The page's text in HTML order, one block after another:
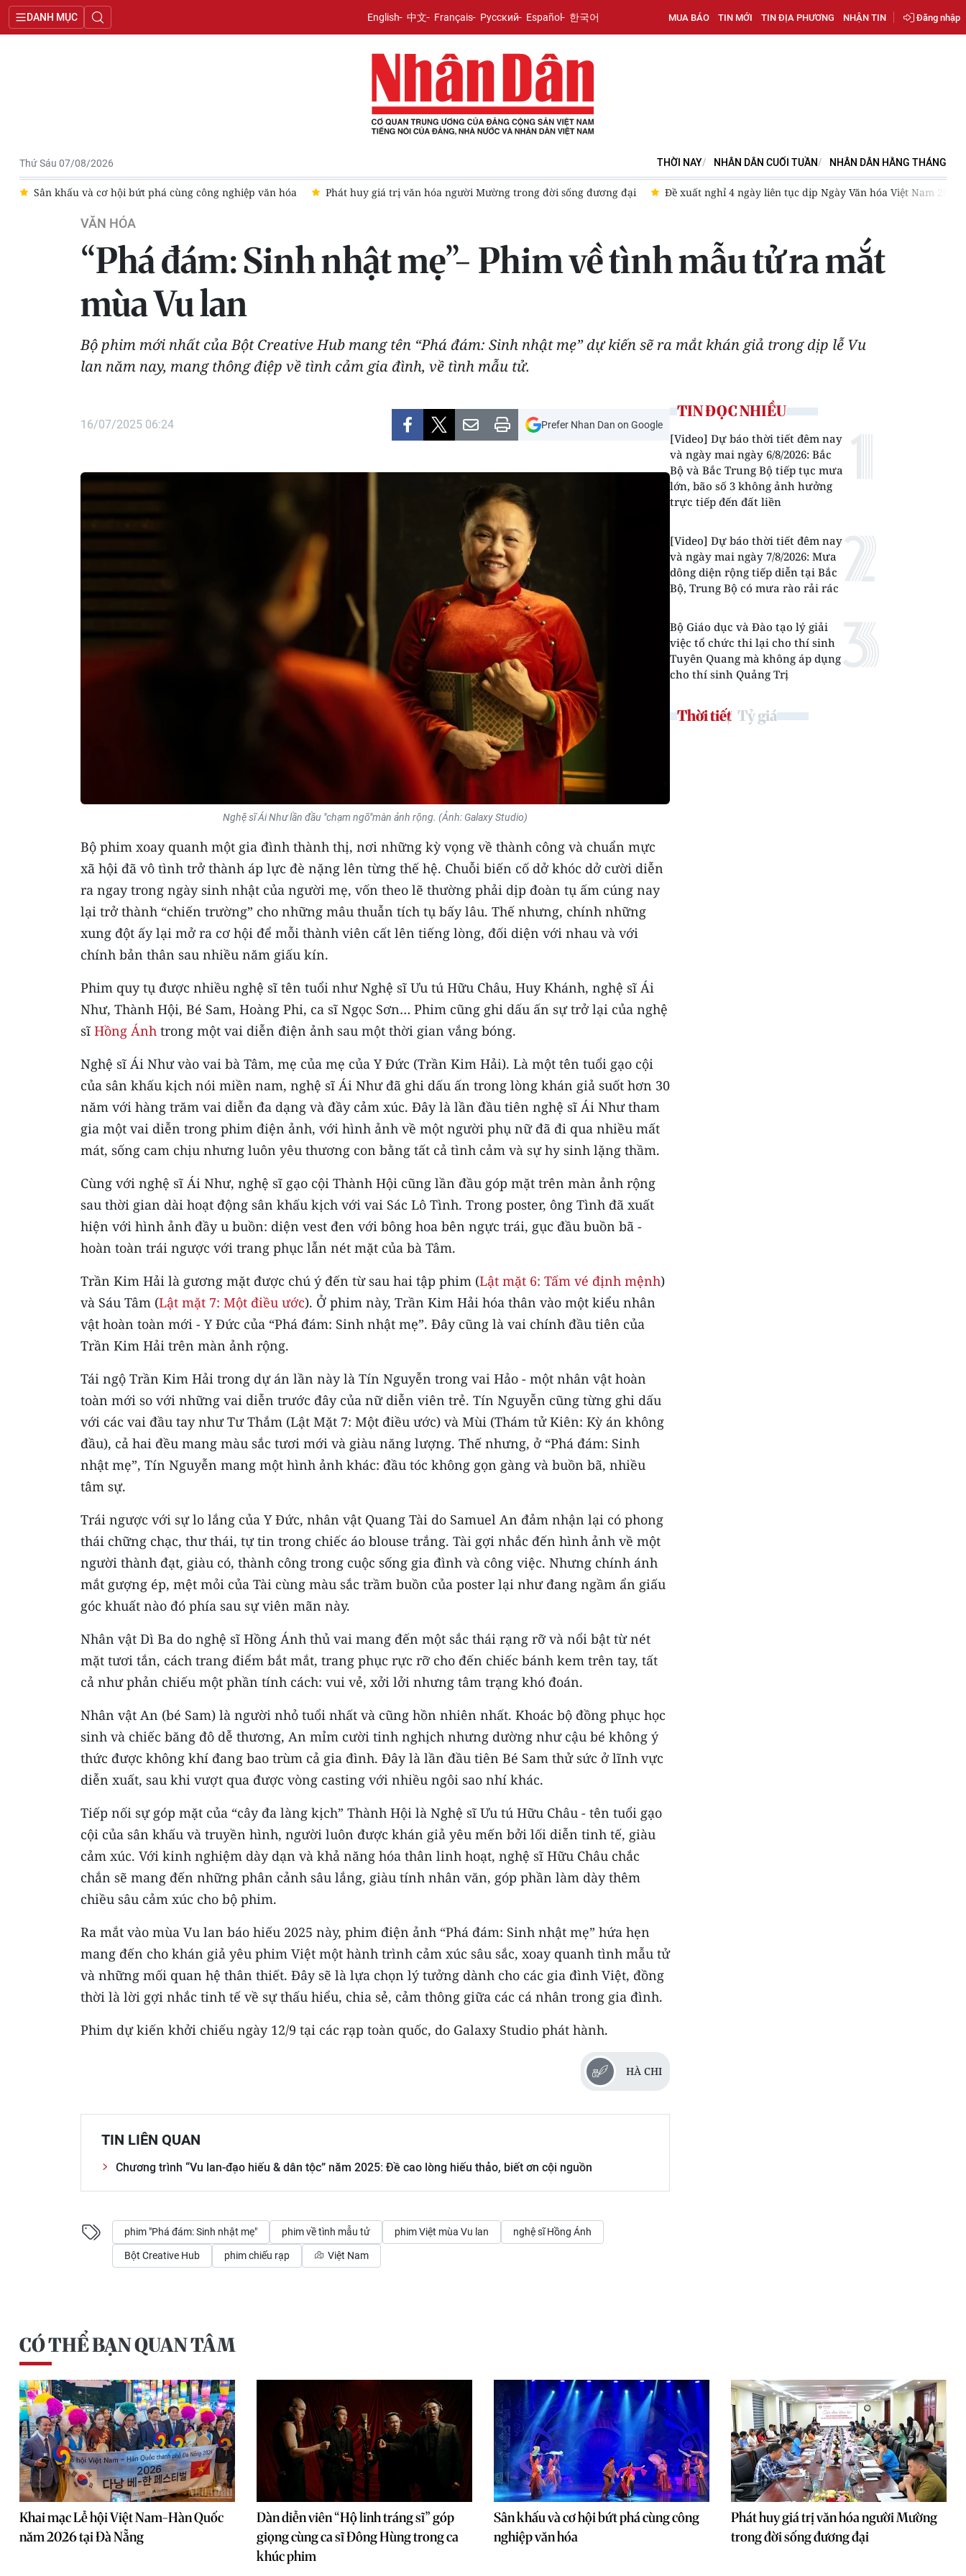
DANH MỤC English 中文 Français Русский Español 한국어 MUA BÁO TIN MỚI TIN ĐỊA PHƯƠNG NHẬN TIN Đăng nhập
Thứ Sáu 07/08/2026 THỜI NAY NHÂN DÂN CUỐI TUẦN NHÂN DÂN HẰNG THÁNG
Sân khấu và cơ hội bứt phá cùng công nghiệp văn hóa Phát huy giá trị văn hóa người Mường trong đời sống đương đại Đề xuất nghỉ 4 ngày liên tục dịp Ngày Văn hóa Việt Nam 2026
VĂN HÓA
“Phá đám: Sinh nhật mẹ”- Phim về tình mẫu tử ra mắt
mùa Vu lan
Bộ phim mới nhất của Bột Creative Hub mang tên “Phá đám: Sinh nhật mẹ” dự kiến sẽ ra mắt khán giả trong dịp lễ Vu
lan năm nay, mang thông điệp về tình cảm gia đình, về tình mẫu tử.
16/07/2025 06:24 Prefer Nhan Dan on Google
Nghệ sĩ Ái Như lần đầu "chạm ngõ"màn ảnh rộng. (Ảnh: Galaxy Studio)
Bộ phim xoay quanh một gia đình thành thị, nơi những kỳ vọng về thành công và chuẩn mực
xã hội đã vô tình trở thành áp lực đè nặng lên từng thế hệ. Chuỗi biến cố dở khóc dở cười diễn
ra ngay trong ngày sinh nhật của người mẹ, vốn theo lẽ thường phải dịp đoàn tụ ấm cúng nay
lại trở thành “chiến trường” cho những mâu thuẫn tích tụ bấy lâu. Thế nhưng, chính những
xung đột ấy lại mở ra cơ hội để mỗi thành viên cất lên tiếng lòng, đối diện với nhau và với
chính bản thân sau nhiều năm giấu kín.
Phim quy tụ được nhiều nghệ sĩ tên tuổi như Nghệ sĩ Ưu tú Hữu Châu, Huy Khánh, nghệ sĩ Ái
Như, Thành Hội, Bé Sam, Hoàng Phi, ca sĩ Ngọc Sơn… Phim cũng ghi dấu ấn sự trở lại của nghệ
sĩ Hồng Ánh trong một vai diễn điện ảnh sau một thời gian vắng bóng.
Nghệ sĩ Ái Như vào vai bà Tâm, mẹ của mẹ của Y Đức (Trần Kim Hải). Là một tên tuổi gạo cội
của sân khấu kịch nói miền nam, nghệ sĩ Ái Như đã ghi dấu ấn trong lòng khán giả suốt hơn 30
năm với hàng trăm vai diễn đa dạng và đầy cảm xúc. Đây là lần đầu tiên nghệ sĩ Ái Như tham
gia một vai diễn trong phim điện ảnh, với hình ảnh về một người phụ nữ đã đi qua nhiều mất
mát, sống cam chịu nhưng luôn yêu thương con bằng tất cả tình cảm và sự hy sinh lặng thầm.
Cùng với nghệ sĩ Ái Như, nghệ sĩ gạo cội Thành Hội cũng lần đầu góp mặt trên màn ảnh rộng
sau thời gian dài hoạt động sân khấu kịch với vai Sác Lô Tình. Trong poster, ông Tình đã xuất
hiện với hình ảnh đầy u buồn: diện vest đen với bông hoa bên ngực trái, gục đầu buồn bã -
hoàn toàn trái ngược với trang phục lẫn nét mặt của bà Tâm.
Trần Kim Hải là gương mặt được chú ý đến từ sau hai tập phim (Lật mặt 6: Tấm vé định mệnh)
và Sáu Tâm (Lật mặt 7: Một điều ước). Ở phim này, Trần Kim Hải hóa thân vào một kiểu nhân
vật hoàn toàn mới - Y Đức của “Phá đám: Sinh nhật mẹ”. Đây cũng là vai chính đầu tiên của
Trần Kim Hải trên màn ảnh rộng.
Tái ngộ Trần Kim Hải trong dự án lần này là Tín Nguyễn trong vai Hảo - một nhân vật hoàn
toàn mới so với những vai diễn trước đây của nữ diễn viên trẻ. Tín Nguyễn cũng từng ghi dấu
với các vai đầu tay như Tư Thắm (Lật Mặt 7: Một điều ước) và Mùi (Thám tử Kiên: Kỳ án không
đầu), cả hai đều mang màu sắc tươi mới và giàu năng lượng. Thế nhưng, ở “Phá đám: Sinh
nhật mẹ”, Tín Nguyễn mang một hình ảnh khác: đầu tóc không gọn gàng và buồn bã, nhiều
tâm sự.
Trái ngược với sự lo lắng của Y Đức, nhân vật Quang Tài do Samuel An đảm nhận lại có phong
thái chững chạc, thư thái, tự tin trong chiếc áo blouse trắng. Tài gợi nhắc đến hình ảnh về một
người thành đạt, giàu có, thành công trong cuộc sống gia đình và công việc. Nhưng chính ánh
mắt gượng ép, mệt mỏi của Tài cùng màu sắc trầm buồn của poster lại như đang ngầm ẩn giấu
góc khuất nào đó phía sau sự viên mãn này.
Nhân vật Dì Ba do nghệ sĩ Hồng Ánh thủ vai mang đến một sắc thái rạng rỡ và nổi bật từ nét
mặt tươi tắn, cách trang điểm bắt mắt, trang phục rực rỡ cho đến chiếc bánh kem trên tay, tất
cả như phản chiếu một phần tính cách: vui vẻ, xởi lởi nhưng tâm trạng khó đoán.
Nhân vật An (bé Sam) là người nhỏ tuổi nhất và cũng hồn nhiên nhất. Khoác bộ đồng phục học
sinh và chiếc băng đô dễ thương, An mỉm cười tinh nghịch nhưng dường như cậu bé không ý
thức được không khí đang bao trùm cả gia đình. Đây là lần đầu tiên Bé Sam thử sức ở lĩnh vực
diễn xuất, sau khi vượt qua được vòng casting với nhiều ngôi sao nhí khác.
Tiếp nối sự góp mặt của “cây đa làng kịch” Thành Hội là Nghệ sĩ Ưu tú Hữu Châu - tên tuổi gạo
cội của sân khấu và truyền hình, người luôn được khán giả yêu mến bởi lối diễn tinh tế, giàu
cảm xúc. Với kinh nghiệm dày dạn và khả năng hóa thân linh hoạt, nghệ sĩ Hữu Châu chắc
chắn sẽ mang đến những phân cảnh sâu lắng, giàu tính nhân văn, góp phần làm dày thêm
chiều sâu cảm xúc cho bộ phim.
Ra mắt vào mùa Vu lan báo hiếu 2025 này, phim điện ảnh “Phá đám: Sinh nhật mẹ” hứa hẹn
mang đến cho khán giả yêu phim Việt một hành trình cảm xúc sâu sắc, xoay quanh tình mẫu tử
và những mối quan hệ thân thiết. Đây sẽ là lựa chọn lý tưởng dành cho các gia đình Việt, đồng
thời là lời gợi nhắc tinh tế về sự thấu hiểu, chia sẻ, cảm thông giữa các cá nhân trong gia đình.
Phim dự kiến khởi chiếu ngày 12/9 tại các rạp toàn quốc, do Galaxy Studio phát hành.
HÀ CHI
TIN LIÊN QUAN
Chương trình “Vu lan-đạo hiếu & dân tộc” năm 2025: Đề cao lòng hiếu thảo, biết ơn cội nguồn
phim "Phá đám: Sinh nhật mẹ" phim về tình mẫu tử phim Việt mùa Vu lan nghệ sĩ Hồng Ánh
Bột Creative Hub phim chiếu rạp Việt Nam
TIN ĐỌC NHIỀU
[Video] Dự báo thời tiết đêm nay
và ngày mai ngày 6/8/2026: Bắc
Bộ và Bắc Trung Bộ tiếp tục mưa
lớn, bão số 3 không ảnh hưởng
trực tiếp đến đất liền
[Video] Dự báo thời tiết đêm nay
và ngày mai ngày 7/8/2026: Mưa
dông diện rộng tiếp diễn tại Bắc
Bộ, Trung Bộ có mưa rào rải rác
Bộ Giáo dục và Đào tạo lý giải
việc tổ chức thi lại cho thí sinh
Tuyên Quang mà không áp dụng
cho thí sinh Quảng Trị
Thời tiết Tỷ giá
CÓ THỂ BẠN QUAN TÂM
Khai mạc Lễ hội Việt Nam-Hàn Quốc
năm 2026 tại Đà Nẵng
Dàn diễn viên “Hộ linh tráng sĩ” góp
giọng cùng ca sĩ Đông Hùng trong ca
khúc phim
Sân khấu và cơ hội bứt phá cùng công
nghiệp văn hóa
Phát huy giá trị văn hóa người Mường
trong đời sống đương đại